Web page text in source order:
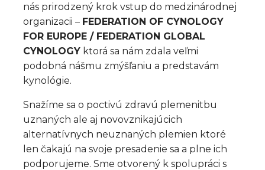
nás prirodzený krok vstup do medzinárodnej
organizacii – FEDERATION OF CYNOLOGY
FOR EUROPE / FEDERATION GLOBAL
CYNOLOGY ktorá sa nám zdala veľmi
podobná nášmu zmýšľaniu a predstavám
kynológie.
Snažíme sa o poctivú zdravú plemenitbu
uznaných ale aj novovznikajúcich
alternatívnych neuznaných plemien ktoré
len čakajú na svoje presadenie sa a plne ich
podporujeme. Sme otvorený k spolupráci s